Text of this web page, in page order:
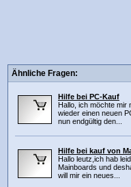
Ähnliche Fragen:
Hilfe bei PC-Kauf
Hallo, ich möchte mir
wieder einen neuen
nun endgültig den...
Hilfe bei kauf von
Hallo leutz,ich hab
Mainboards und
will mir ein neues...